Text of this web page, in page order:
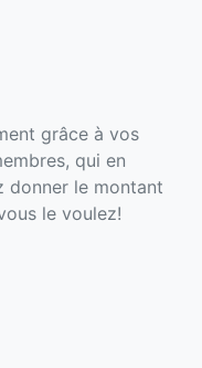
grâce à vos
qui en
donner le montant
le voulez!